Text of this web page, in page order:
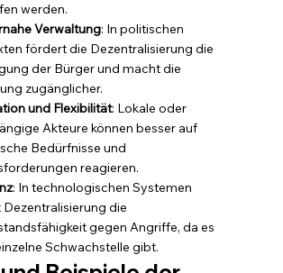
werden.
Verwaltung: In politischen
fördert die Dezentralisierung die
der Bürger und macht die
zugänglicher.
und Flexibilität: Lokale oder
Akteure können besser auf
Bedürfnisse und
reagieren.
: In technologischen Systemen
die
gegen Angriffe, da es
Schwachstelle gibt.